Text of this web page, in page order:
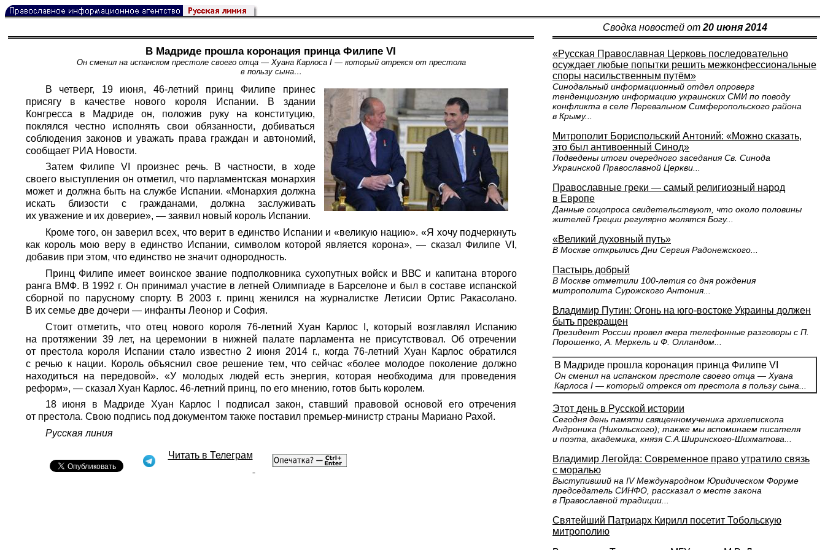
Сводка новостей от 20 июня 2014
В Мадриде прошла коронация принца Филипе VI
Он сменил на испанском престоле своего отца — Хуана Карлоса I — который отрекся от престола
в пользу сына…
В четверг, 19 июня, 46-летний принц Филипе принес
присягу в качестве нового короля Испании. В здании
Конгресса в Мадриде он, положив руку на конституцию,
поклялся честно исполнять свои обязанности, добиваться
соблюдения законов и уважать права граждан и автономий,
сообщает РИА Новости.
Затем Филипе VI произнес речь. В частности, в ходе
своего выступления он отметил, что парламентская монархия
может и должна быть на службе Испании. «Монархия должна
искать близости с гражданами, должна заслуживать
их уважение и их доверие», — заявил новый король Испании.
Кроме того, он заверил всех, что верит в единство Испании и «великую нацию». «Я хочу подчеркнуть
как король мою веру в единство Испании, символом которой является корона», — сказал Филипе VI,
добавив при этом, что единство не значит однородность.
Принц Филипе имеет воинское звание подполковника сухопутных войск и ВВС и капитана второго
ранга ВМФ. В 1992 г. Он принимал участие в летней Олимпиаде в Барселоне и был в составе испанской
сборной по парусному спорту. В 2003 г. принц женился на журналистке Летисии Ортис Ракасолано.
В их семье две дочери — инфанты Леонор и София.
Стоит отметить, что отец нового короля 76-летний Хуан Карлос I, который возглавлял Испанию
на протяжении 39 лет, на церемонии в нижней палате парламента не присутствовал. Об отречении
от престола короля Испании стало известно 2 июня 2014 г., когда 76-летний Хуан Карлос обратился
с речью к нации. Король объяснил свое решение тем, что сейчас «более молодое поколение должно
находиться на передовой». «У молодых людей есть энергия, которая необходима для проведения
реформ», — сказал Хуан Карлос. 46-летний принц, по его мнению, готов быть королем.
18 июня в Мадриде Хуан Карлос I подписал закон, ставший правовой основой его отречения
от престола. Свою подпись под документом также поставил премьер-министр страны Мариано Рахой.
Русская линия
Читать в Телеграм
«Русская Православная Церковь последовательно
осуждает любые попытки решить межконфессиональные
споры насильственным путём»
Синодальный информационный отдел опроверг
тенденциозную информацию украинских СМИ по поводу
конфликта в селе Перевальном Симферопольского района
в Крыму...
Митрополит Бориспольский Антоний: «Можно сказать,
это был антивоенный Синод»
Подведены итоги очередного заседания Св. Синода
Украинской Православной Церкви...
Православные греки — самый религиозный народ
в Европе
Данные соцопроса свидетельствуют, что около половины
жителей Греции регулярно молятся Богу...
«Великий духовный путь»
В Москве открылись Дни Сергия Радонежского...
Пастырь добрый
В Москве отметили 100-летия со дня рождения
митрополита Сурожского Антония...
Владимир Путин: Огонь на юго-востоке Украины должен
быть прекращен
Президент России провел вчера телефонные разговоры с П.
Порошенко, А. Меркель и Ф. Олландом...
В Мадриде прошла коронация принца Филипе VI
Он сменил на испанском престоле своего отца — Хуана
Карлоса I — который отрекся от престола в пользу сына...
Этот день в Русской истории
Сегодня день памяти священномученика архиепископа
Андроника (Никольского); также мы вспоминаем писателя
и поэта, академика, князя С.А.Ширинского-Шихматова...
Владимир Легойда: Современное право утратило связь
с моралью
Выступивший на IV Международном Юридическом Форуме
председатель СИНФО, рассказал о месте закона
в Православной традиции...
Святейший Патриарх Кирилл посетит Тобольскую
митрополию